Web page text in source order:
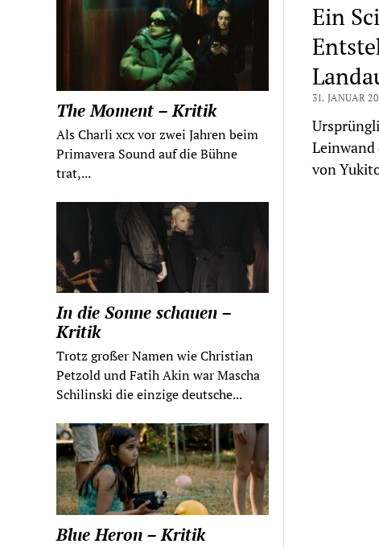
The Moment – Kritik
Als Charli xcx vor zwei Jahren beim
Primavera Sound auf die Bühne
trat,...
In die Sonne schauen –
Kritik
Trotz großer Namen wie Christian
Petzold und Fatih Akin war Mascha
Schilinski die einzige deutsche...
Blue Heron – Kritik
Ein
31. JANUAR
Leinwand
von